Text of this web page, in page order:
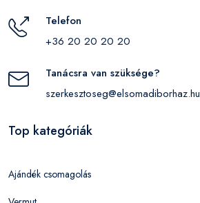
Telefon
+36 20 20 20 20
Tanácsra van szüksége?
szerkesztoseg@elsomadiborhaz.hu
Top kategóriák
Ajándék csomagolás